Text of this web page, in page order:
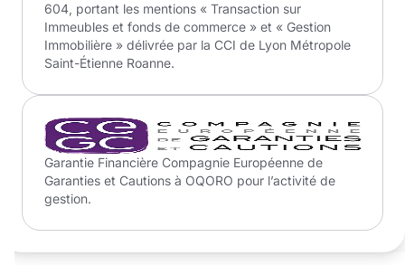
604, portant les mentions « Transaction sur
Immeubles et fonds de commerce » et « Gestion
Immobilière » délivrée par la CCI de Lyon Métropole
Saint-Étienne Roanne.
Garantie Financière Compagnie Européenne de
Garanties et Cautions à OQORO pour l’activité de
gestion.